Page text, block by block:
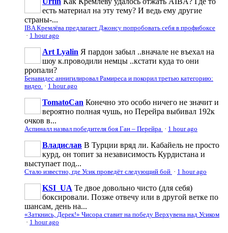
есть материал на эту тему? И ведь ему другие
страны-...
IBA Кремлёва предлагает Джонсу попробовать себя в профибоксе
· 1 hour ago
Art Lyalin Я пардон забыл ..вначале не въехал на
шоу к.проводили немцы ..кстати куда то они
рропали?
Бенавидес аннигилировал Рамиреса и покорил третью категорию:
видео · 1 hour ago
TomatoCan Конечно это особо ничего не значит и
вероятно полная чушь, но Перейра выбивал 192к
очков в...
Аспиналл назвал победителя боя Ган – Перейра · 1 hour ago
Владислав В Турции вряд ли. Кабайель не просто
курд, он топит за независимость Курдистана и
выступает под...
Стало известно, где Усик проведёт следующий бой · 1 hour ago
KSI_UA Те двое довольно чисто (для себя)
боксировали. Позже отвечу или в другой ветке по
шансам, день на...
«Заткнись, Дерек!» Чисора ставит на победу Верхувена над Усиком
· 1 hour ago